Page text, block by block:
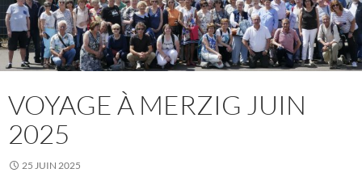
VOYAGE À MERZIG JUIN
2025
25 JUIN 2025